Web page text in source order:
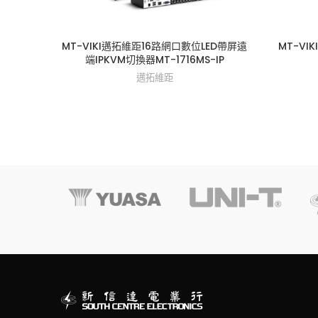
MT-VIKI邁拓維距16路網口數位LED帶屏遠
端IPKVM切換器MT-1716MS-IP
邁拓維距
MT-